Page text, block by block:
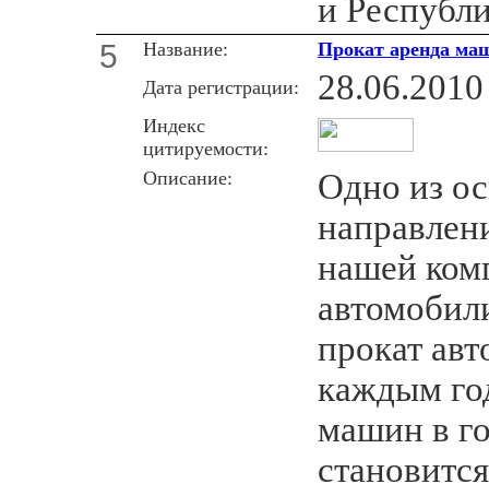
и
5 Название:
Прокат аренда
Дата регистрации:
28.06.2010
Индекс
цитируемости:
Описание:
Одно из
нашей
прокат
каждым
машин в